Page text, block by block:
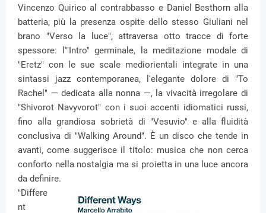
Vincenzo Quirico al contrabbasso e Daniel Besthorn alla
batteria, più la presenza ospite dello stesso Giuliani nel
brano "Verso la luce", attraversa otto tracce di forte
spessore: l'"Intro" germinale, la meditazione modale di
"Eretz" con le sue scale mediorientali integrate in una
sintassi jazz contemporanea, l'elegante dolore di "To
Rachel" — dedicata alla nonna —, la vivacità irregolare di
"Shivorot Navyvorot" con i suoi accenti idiomatici russi,
fino alla grandiosa sobrietà di "Vesuvio" e alla fluidità
conclusiva di "Walking Around". È un disco che tende in
avanti, come suggerisce il titolo: musica che non cerca
conforto nella nostalgia ma si proietta in una luce ancora
da definire.
"Differe
nt